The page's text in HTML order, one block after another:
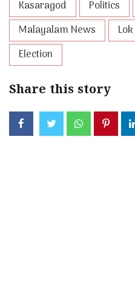
Kasaragod Politics
Malayalam News
Election
Share this story